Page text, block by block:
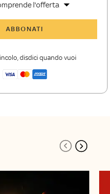
l'offerta
ABBONATI
disdici quando vuoi